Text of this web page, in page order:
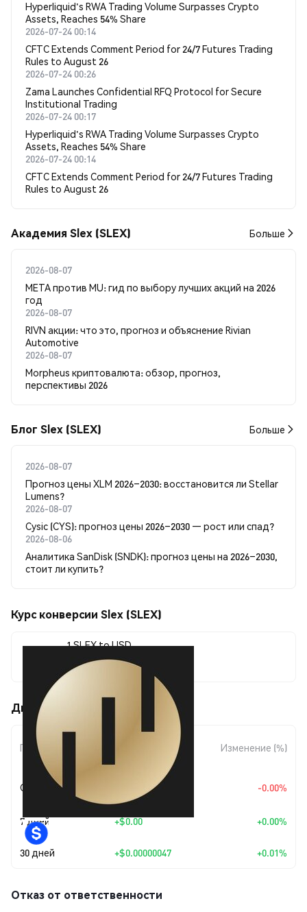
Hyperliquid's RWA Trading Volume Surpasses Crypto
Assets, Reaches 54% Share
2026-07-24 00:14
CFTC Extends Comment Period for 24/7 Futures Trading
Rules to August 26
2026-07-24 00:26
Zama Launches Confidential RFQ Protocol for Secure
Institutional Trading
2026-07-24 00:17
Hyperliquid's RWA Trading Volume Surpasses Crypto
Assets, Reaches 54% Share
2026-07-24 00:14
CFTC Extends Comment Period for 24/7 Futures Trading
Rules to August 26
Академия Slex (SLEX) Больше
2026-08-07
META против MU: гид по выбору лучших акций на 2026
год
2026-08-07
RIVN акции: что это, прогноз и объяснение Rivian
Automotive
2026-08-07
Morpheus криптовалюта: обзор, прогноз,
перспективы 2026
Блог Slex (SLEX) Больше
2026-08-07
Прогноз цены XLM 2026–2030: восстановится ли Stellar
Lumens?
2026-08-07
Cysic (CYS): прогноз цены 2026–2030 — рост или спад?
2026-08-06
Аналитика SanDisk (SNDK): прогноз цены на 2026–2030,
стоит ли купить?
Курс конверсии Slex (SLEX)
1 SLEX to USD
$0.00670112
Движения цены Slex (SLEX)
Период Изменение (%)
Сегодня 7371 -0.00%
7 дней +$0.00 +0.00%
30 дней +$0.00000047 +0.01%
Отказ от ответственности